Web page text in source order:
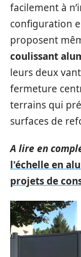
facilement à
configuration
proposent
coulissant
leurs deux
fermeture
terrains qui
surfaces de
A lire en
l'échelle en
projets de